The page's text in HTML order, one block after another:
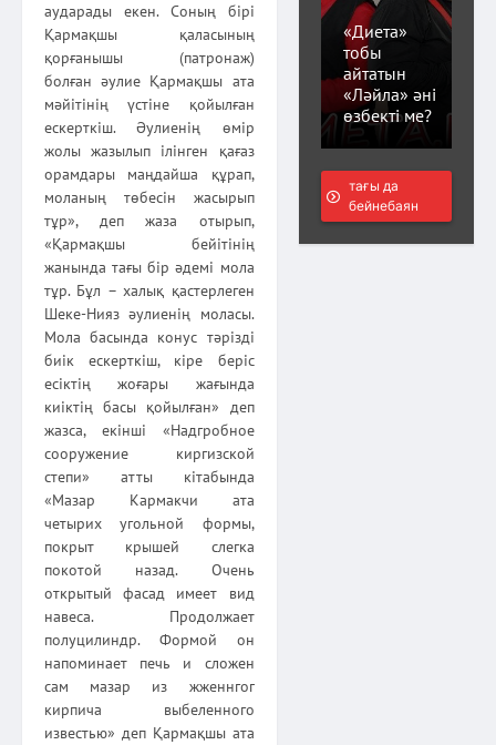
аударады екен. Соның бірі
Қармақшы қаласының
қорғанышы (патронаж)
болған әулие Қармақшы ата
мәйітінің үстіне қойылған
ескерткіш. Әулиенің өмір
жолы жазылып ілінген қағаз
орамдары маңдайша құрап,
моланың төбесін жасырып
тұр», деп жаза отырып,
«Қармақшы бейітінің
жанында тағы бір әдемі мола
тұр. Бұл – халық қастерлеген
Шеке-Нияз әулиенің моласы.
Мола басында конус тәрізді
биік ескерткіш, кіре беріс
есіктің жоғары жағында
киіктің басы қойылған» деп
жазса, екінші «Надгробное
сооружение киргизской
степи» атты кітабында
«Мазар Кармакчи ата
четырих угольной формы,
покрыт крышей слегка
покотой назад. Очень
открытый фасад имеет вид
навеса. Продолжает
полуцилиндр. Формой он
напоминает печь и сложен
сам мазар из жженнгог
кирпича выбеленного
известью» деп Қармақшы ата
«Диета»
тобы
айтатын
«Ләйла» әні
өзбекті ме?
тағы да
бейнебаян